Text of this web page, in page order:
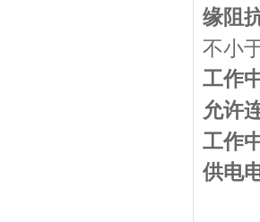
缘阻
不小
工作
允许
工作
供电